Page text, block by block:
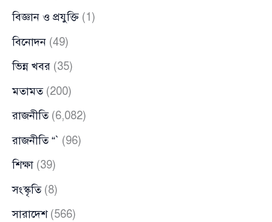
বিজ্ঞান ও প্রযুক্তি (1)
বিনোদন (49)
ভিন্ন খবর (35)
মতামত(200)
রাজনীতি(6,082)
রাজনীতি “` (96)
শিক্ষা (39)
সংস্কৃতি(8)
সারাদেশ(566)